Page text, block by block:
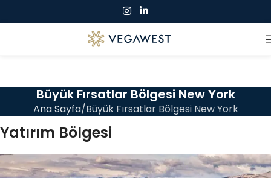
Büyük Fırsatlar Bölgesi New York
Ana Sayfa Büyük Fırsatlar Bölgesi New York
Yatırım Bölgesi